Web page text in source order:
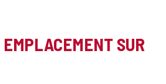
EMPLACEMENT SUR